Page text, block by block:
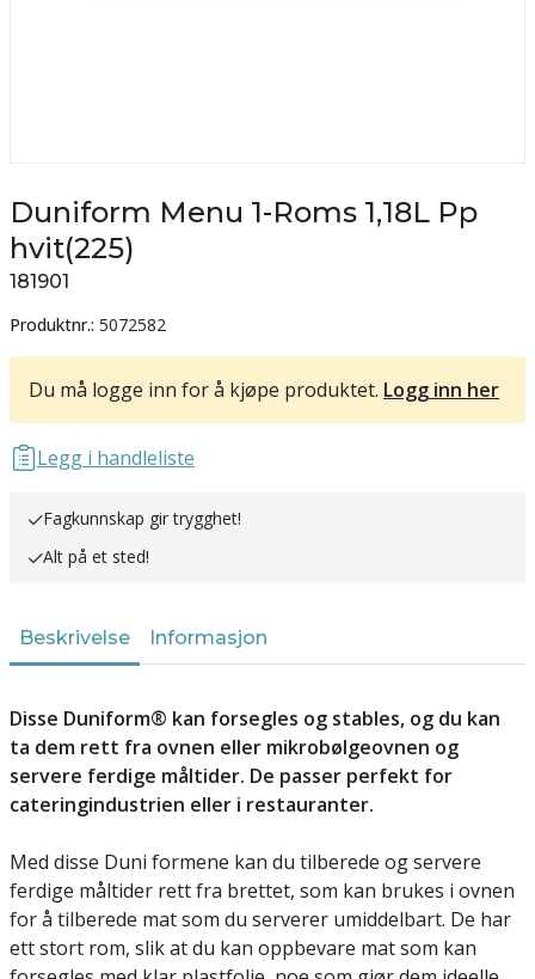
Duniform Menu 1-Roms 1,18L Pp
hvit(225)
181901
Produktnr.: 5072582
Du må logge inn for å kjøpe produktet. Logg inn her
Legg i handleliste
Fagkunnskap gir trygghet!
Alt på et sted!
Beskrivelse Informasjon
Disse Duniform® kan forsegles og stables, og du kan
ta dem rett fra ovnen eller mikrobølgeovnen og
servere ferdige måltider. De passer perfekt for
cateringindustrien eller i restauranter.
Med disse Duni formene kan du tilberede og servere
ferdige måltider rett fra brettet, som kan brukes i ovnen
for å tilberede mat som du serverer umiddelbart. De har
ett stort rom, slik at du kan oppbevare mat som kan